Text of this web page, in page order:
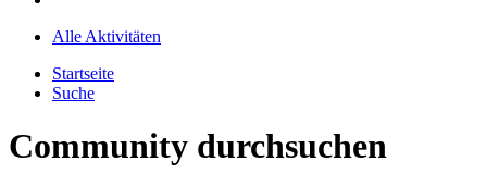
Alle Aktivitäten
Startseite
Suche
Community durchsuchen